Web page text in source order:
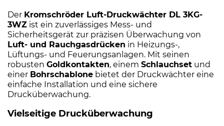
Der Kromschröder Luft-Druckwächter DL 3KG-
3WZ ist ein zuverlässiges Mess- und
Sicherheitsgerät zur präzisen Überwachung von
Luft- und Rauchgasdrücken in Heizungs-,
Lüftungs- und Feuerungsanlagen. Mit seinen
robusten Goldkontakten, einem Schlauchset und
einer Bohrschablone bietet der Druckwächter eine
einfache Installation und eine sichere
Drucküberwachung.
Vielseitige Drucküberwachung